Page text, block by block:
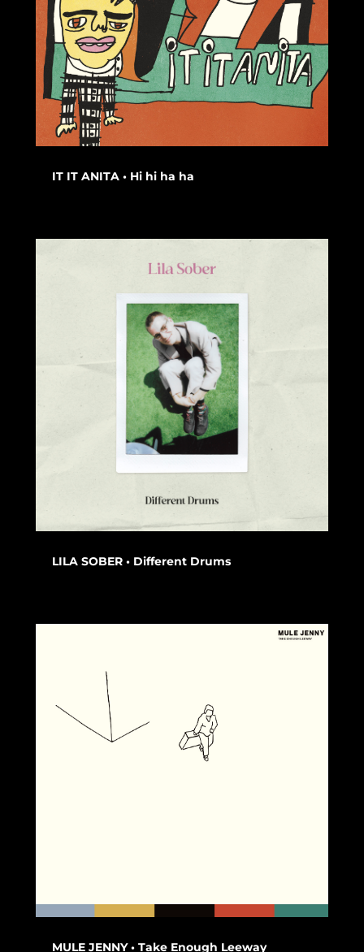
IT IT ANITA • Hi hi ha ha
LILA SOBER • Different Drums
MULE JENNY • Take Enough Leeway